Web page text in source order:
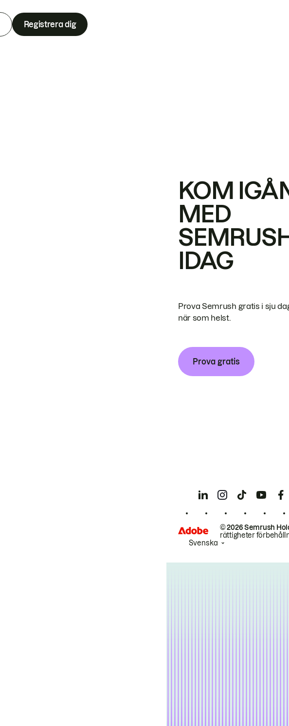
Registrera dig
KOM
MED
IDAG
Prova Semrush gratis i sju
när som helst.
Prova gratis
© 2026 Semrush
rättigheter
Svenska